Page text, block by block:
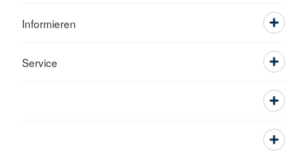
Informieren
Service